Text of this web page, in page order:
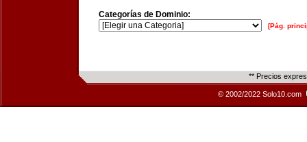
Categorías de Dominio:
[Pág.
** Precios
© 2002/2022 Solo10.com